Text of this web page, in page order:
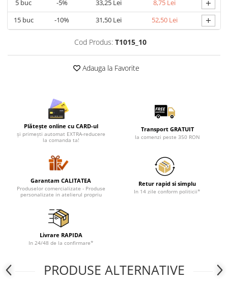
Cadouri GRAVIDE
Cadouri pentru sportivi
Cadouri Colegi, sefi sau angajati
Cadouri pentru Sfânta Maria
5 buc -5% 33,25 Lei 8,75 Lei +
15buc -10% 31,50 Lei 52,50 Lei +
Cod Produs: T1015_10
Adauga la Favorite
Plătește online cu CARD-ul
și primești automat EXTRA-reducere
la comanda ta!
Transport GRATUIT
la comenzi peste 350 RON
Garantam CALITATEA
Produselor comercializate - Produse
personalizate in atelierul propriu
Retur rapid si simplu
In 14 zile conform politicii*
Livrare RAPIDA
In 24/48 de la confirmare*
PRODUSE ALTERNATIVE